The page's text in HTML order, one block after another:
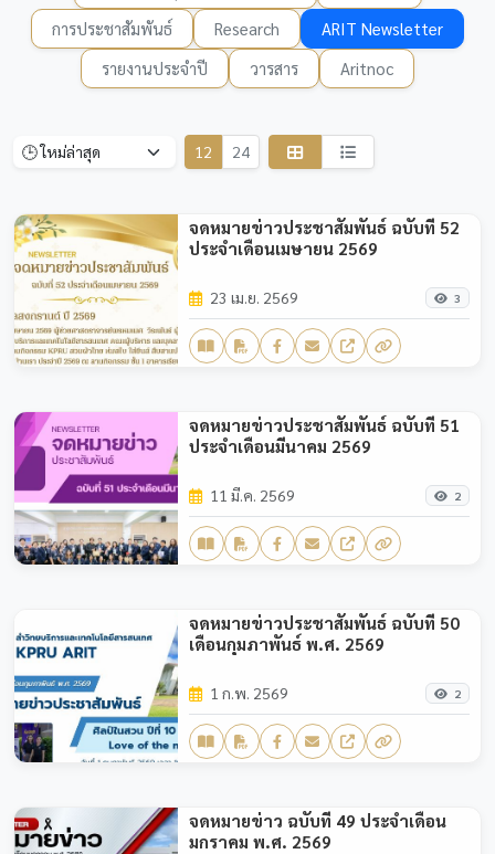
การประชาสัมพันธ์
Research
ARIT Newsletter
รายงานประจำปี
วารสาร Aritnoc
12 24
จดหมายข่าวประชาสัมพันธ์ ฉบับที่ 52
ประจำเดือนเมษายน 2569
23 เม.ย. 2569 3
จดหมายข่าวประชาสัมพันธ์ ฉบับที่ 51
ประจำเดือนมีนาคม 2569
11 มี.ค. 2569 2
จดหมายข่าวประชาสัมพันธ์ ฉบับที่ 50
เดือนกุมภาพันธ์ พ.ศ. 2569
1 ก.พ. 2569 2
จดหมายข่าว ฉบับที่ 49 ประจำเดือน
มกราคม พ.ศ. 2569